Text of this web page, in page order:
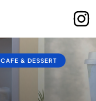
CAFE & DESSERT